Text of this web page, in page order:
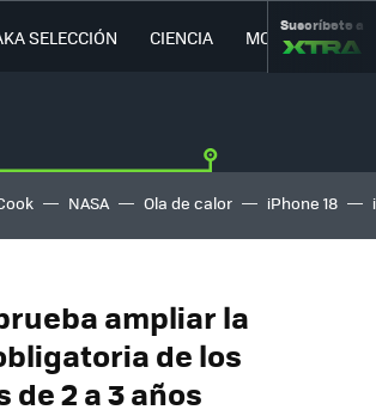
SELECCIÓN CIENCIA MOVILIDAD
Suscríbete a
NASA Ola de calor iPhone 18
ampliar la
de los
2 a 3 años